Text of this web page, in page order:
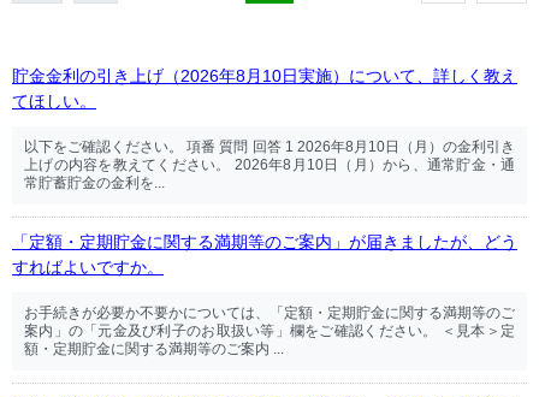
貯金金利の引き上げ（2026年8月10日実施）について、詳しく教え
てほしい。
以下をご確認ください。 項番 質問 回答 1 2026年8月10日（月）の金利引き
上げの内容を教えてください。 2026年8月10日（月）から、通常貯金・通
常貯蓄貯金の金利を...
「定額・定期貯金に関する満期等のご案内」が届きましたが、どう
すればよいですか。
お手続きが必要か不要かについては、「定額・定期貯金に関する満期等のご
案内」の「元金及び利子のお取扱い等」欄をご確認ください。 ＜見本＞定
額・定期貯金に関する満期等のご案内 ...